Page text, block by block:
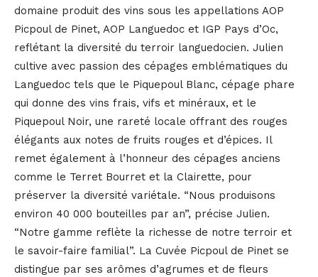
domaine produit des vins sous les appellations AOP
Picpoul de Pinet, AOP Languedoc et IGP Pays d’Oc,
reflétant la diversité du terroir languedocien. Julien
cultive avec passion des cépages emblématiques du
Languedoc tels que le Piquepoul Blanc, cépage phare
qui donne des vins frais, vifs et minéraux, et le
Piquepoul Noir, une rareté locale offrant des rouges
élégants aux notes de fruits rouges et d’épices. Il
remet également à l’honneur des cépages anciens
comme le Terret Bourret et la Clairette, pour
préserver la diversité variétale. “Nous produisons
environ 40 000 bouteilles par an”, précise Julien.
“Notre gamme reflète la richesse de notre terroir et
le savoir-faire familial”. La Cuvée Picpoul de Pinet se
distingue par ses arômes d’agrumes et de fleurs